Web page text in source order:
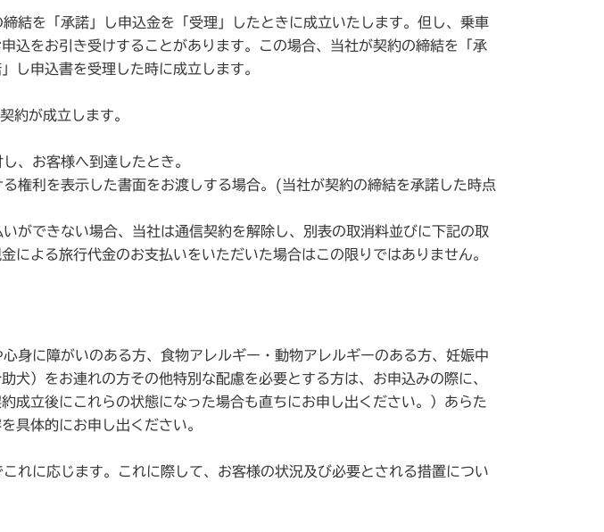
結を「承諾」し申込金を「受理」したときに成立いたします。但し、乗車
込をお引き受けすることがあります。この場合、当社が契約の締結を「承
し申込書を受理した時に成立します。
約が成立します。
、お客様へ到達したとき。
利を表示した書面をお渡しする場合。(当社が契約の締結を承諾した時点
できない場合、当社は通信契約を解除し、別表の取消料並びに下記の取
よる旅行代金のお支払いをいただいた場合はこの限りではありません。
身に障がいのある方、食物アレルギー・動物アレルギーのある方、妊娠中
）をお連れの方その他特別な配慮を必要とする方は、お申込みの際に、
成立後にこれらの状態になった場合も直ちにお申し出ください。）あらた
具体的にお申し出ください。
れに応じます。これに際して、お客様の状況及び必要とされる措置につい